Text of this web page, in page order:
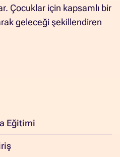
Çocuklar için kapsamlı bir
geleceği şekillendiren
Eğitimi